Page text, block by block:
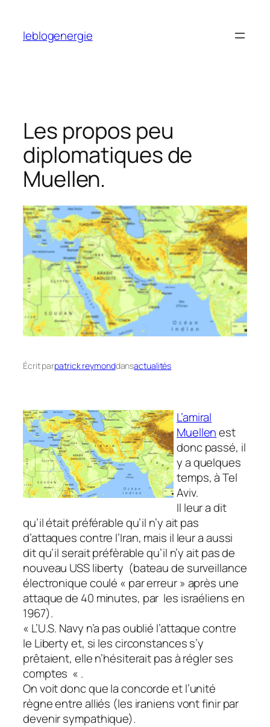
contenu
leblogenergie
Les propos peu
diplomatiques de
Muellen.
Écrit parpatrick reymonddansactualités
L’amiral
Muellenest
donc passé, il
y a quelques
temps, à Tel
Aviv.
Il leur a dit
qu’il était préférable qu’il n’y ait pas
d’attaques contre l’Iran, mais il leur a aussi
dit qu’il serait préfèrable qu’il n’y ait pas de
nouveau USS liberty (bateau de surveillance
électronique coulé « par erreur » après une
attaque de 40 minutes, par les israéliens en
1967).
« L’U.S. Navy n’a pas oublié l’attaque contre
le Libertyet, si les circonstances s’y
prêtaient, elle n’hésiterait pas à régler ses
comptes « .
On voit donc que la concorde et l’unité
règne entre alliés (les iraniens vont finir par
devenir sympathique).